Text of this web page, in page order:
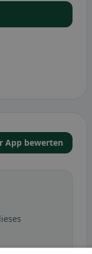
App bewerten